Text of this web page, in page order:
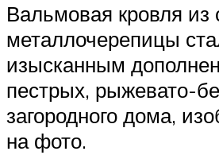
Вальмовая кровля из
металлочерепицы
изысканным
пестрых, рыжевато-
загородного дома,
на фото.